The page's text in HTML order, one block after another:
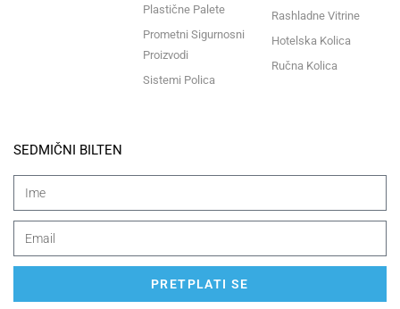
Plastične Palete
Prometni Sigurnosni
Proizvodi
Sistemi Polica
Rashladne Vitrine
Hotelska Kolica
Ručna Kolica
SEDMIČNI BILTEN
PRETPLATI SE